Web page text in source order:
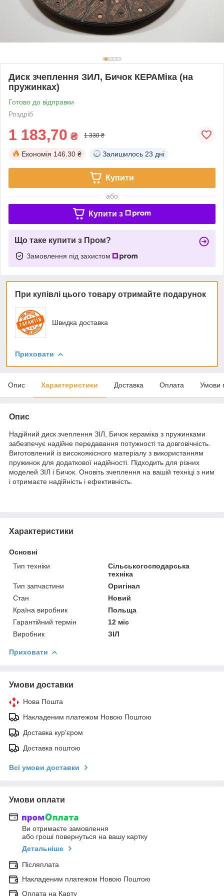
Диск зчеплення ЗИЛ, Бичок КЕРАМіка (на
пружинках)
Готово до відправки
Роздріб
1 183,70 ₴ 1 330 ₴
Економія 146.30 ₴ Залишилось 23 дні
Купити
або
Купити з
Що таке купити з Пром?
Замовлення під захистом
При купівлі цього товару отримайте подарунок
Швидка доставка
Приховати
Опис Характеристики Доставка Оплата Умови
Опис
Надійний диск зчеплення ЗІЛ, Бичок кераміка з пружинками
забезпечує надійне передавання потужності та довговічність.
Виготовлений із високоякісного матеріалу з використанням
пружинок для додаткової надійності. Підходить для різних
моделей ЗІЛ і Бичок. Оновіть зчеплення на вашій техніці з ним
і отримаєте надійність і ефективність.
Характеристики
Основні
Тип техніки
Сільськогосподарська
техніка
Тип запчастини
Оригінал
Стан
Новий
Країна виробник
Польща
Гарантійний термін
12 міс
Виробник
ЗІЛ
Приховати
Умови доставки
Нова Пошта
Накладеним платежом Новою Поштою
Доставка кур'єром
Доставка поштою
Всі умови доставки
Умови оплати
Ви отримаєте замовлення
або гроші повернуться на вашу картку
Детальніше
Післяплата
Накладеним платежом Новою Поштою
Оплата на Карту